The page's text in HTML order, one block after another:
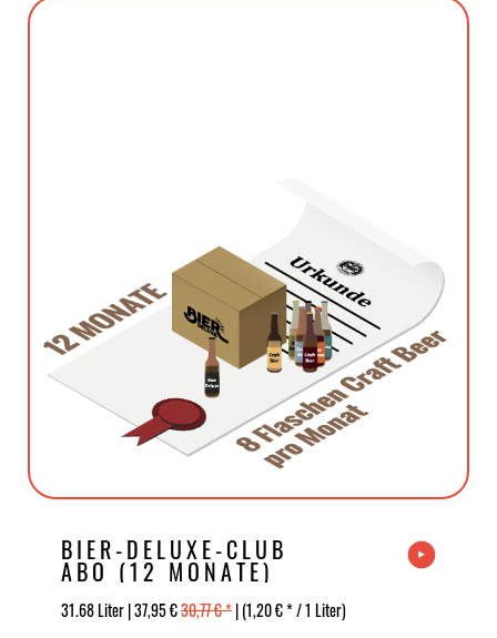
BIER-DELUXE-CLUB
ABO (12 MONATE)
31.68 Liter | 37,95 €30,77 € *| (1,20 € * / 1 Liter)